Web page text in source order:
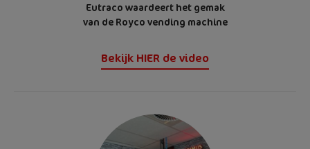
Eutraco waardeert het gemak
van de Royco vending machine
Bekijk HIER de video